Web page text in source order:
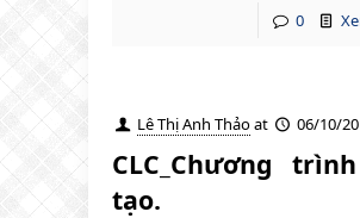
0
Lê Thị Anh Thảoat 06/10/
CLC_Chương
tạo.